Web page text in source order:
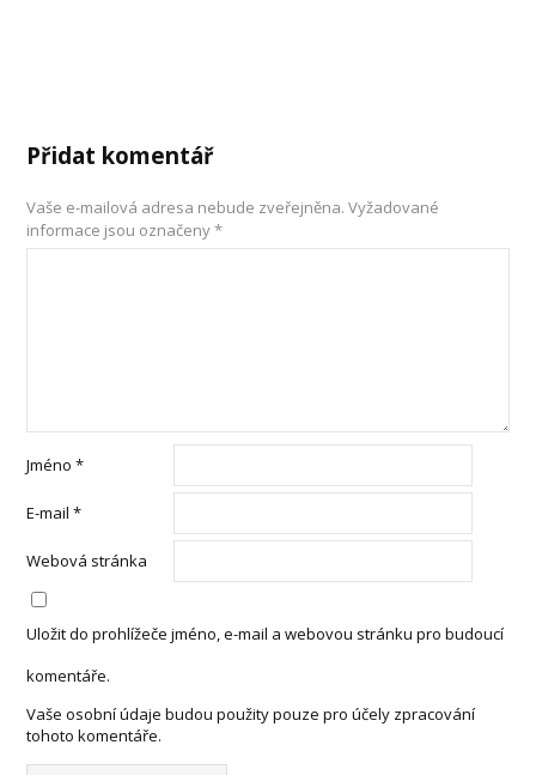
Přidat komentář
Vaše e-mailová adresa nebude zveřejněna. Vyžadované
informace jsou označeny*
Jméno*
E-mail*
Webová stránka
Uložit do prohlížeče jméno, e-mail a webovou stránku pro budoucí
komentáře.
Vaše osobní údaje budou použity pouze pro účely zpracování
tohoto komentáře.